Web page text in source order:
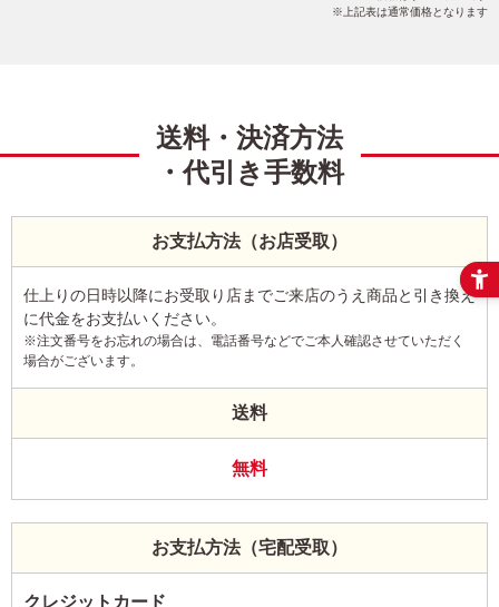
上記表は通常価格となります
送料・決済方法
・代引き手数料
お支払方法（お店受取）
仕上りの日時以降にお受取り店までご来店のうえ商品と引き換え
に代金をお支払いください。
※注文番号をお忘れの場合は、電話番号などでご本人確認させていただく
場合がございます。
送料
無料
お支払方法（宅配受取）
クレジットカード